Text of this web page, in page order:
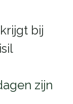
bij
zijn